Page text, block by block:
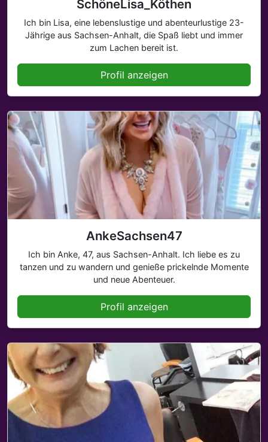
SchöneLisa_Köthen
Ich bin Lisa, eine lebenslustige und abenteurlustige 23-
Jährige aus Sachsen-Anhalt, die Spaß liebt und immer
zum Lachen bereit ist.
Profil anzeigen
AnkeSachsen47
Ich bin Anke, 47, aus Sachsen-Anhalt. Ich liebe es zu
tanzen und zu wandern und genieße prickelnde Momente
und neue Abenteuer.
Profil anzeigen